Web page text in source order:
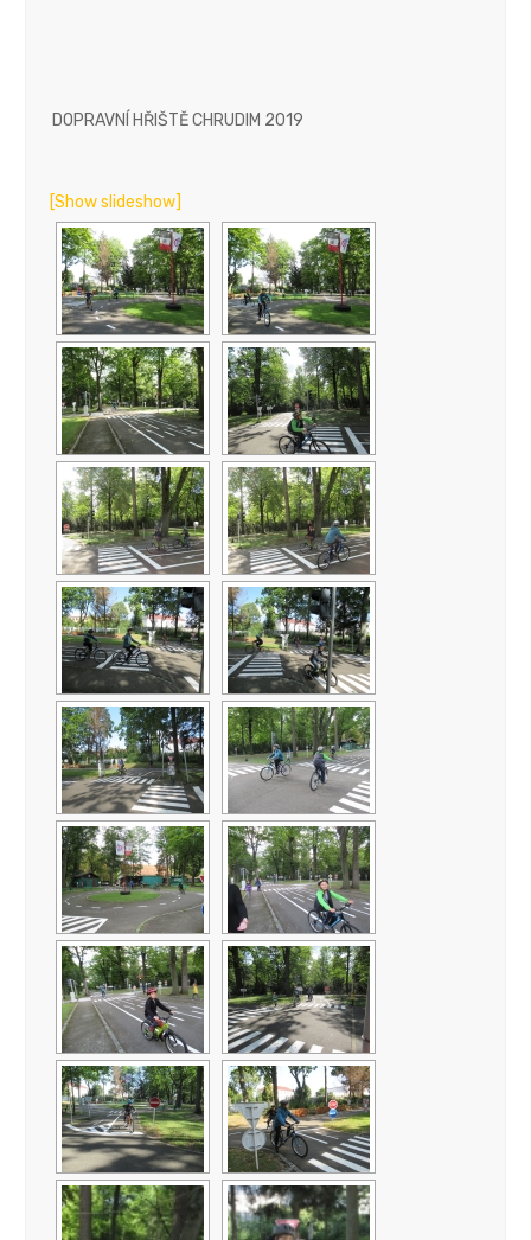
DOPRAVNÍ HŘIŠTĚ CHRUDIM 2019
[Show slideshow]